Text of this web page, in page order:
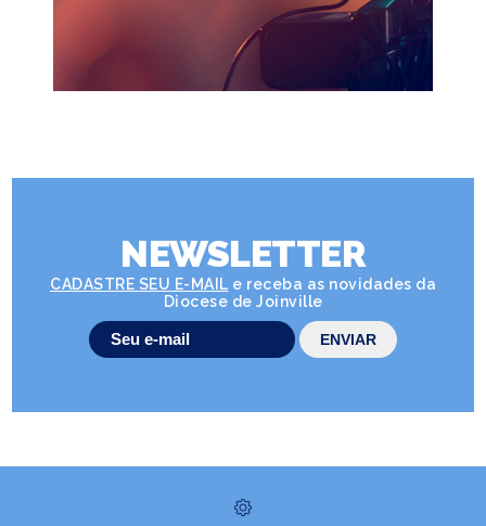
NEWSLETTER
CADASTRE SEU E-MAIL e receba as novidades da
Diocese de Joinville